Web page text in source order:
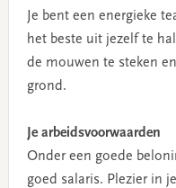
Je bent een energieke
het beste uit jezelf te
de mouwen te steken
grond.
Je arbeidsvoorwaarden
Onder een goede
goed salaris. Plezier in